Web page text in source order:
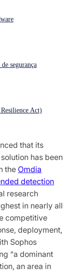
imediata
segurança
Act)
for
XDR
and
in Threat
delivering
that its
solution has been
the Omdia
detection
research
in nearly all
competitive
deployment,
Sophos
“a dominant
an area in